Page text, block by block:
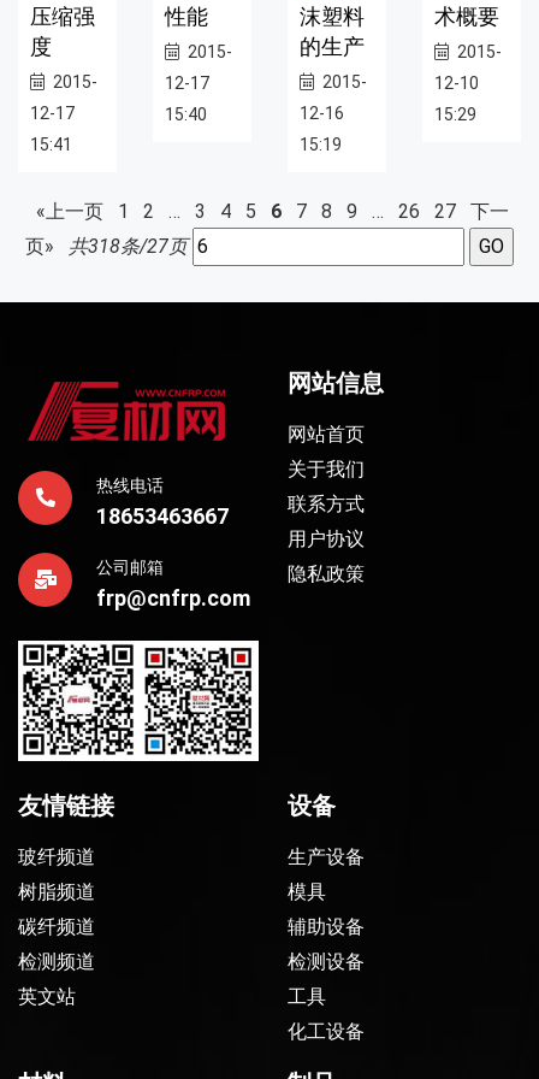
压缩强
度
2015-
12-17
15:41
性能
2015-
12-17
15:40
沫塑料
的生产
2015-
12-16
15:19
术概要
2015-
12-10
15:29
«上一页 1 2 … 3 4 5 6 7 8 9 … 26 27
下一
页»
共318条/27页
热线电话
18653463667
公司邮箱
frp@cnfrp.com
网站信息
网站首页
关于我们
联系方式
用户协议
隐私政策
友情链接
玻纤频道
树脂频道
碳纤频道
检测频道
英文站
设备
生产设备
模具
辅助设备
检测设备
工具
化工设备